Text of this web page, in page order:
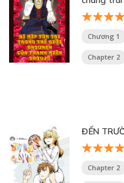
Chương 1
Chapter 2
ĐẾN
Chapter 2